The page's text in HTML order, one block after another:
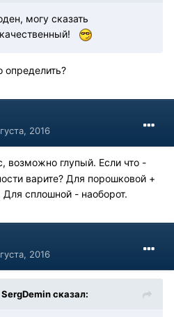
могу сказать
определить?
2016
возможно глупый. Если что -
варите? Для порошковой +
Для сплошной - наоборот.
2016
сказал: